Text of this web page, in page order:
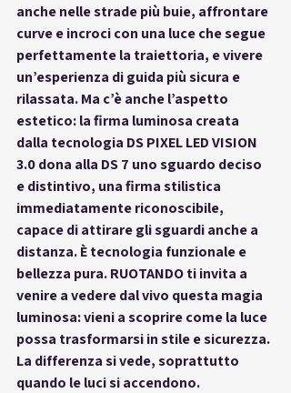
anche nelle strade più buie, affrontare
curve e incroci con una luce che segue
perfettamente la traiettoria, e vivere
un’esperienza di guida più sicura e
rilassata. Ma c’è anche l’aspetto
estetico: la firma luminosa creata
dalla tecnologia DS PIXEL LED VISION
3.0 dona alla DS 7 uno sguardo deciso
e distintivo, una firma stilistica
immediatamente riconoscibile,
capace di attirare gli sguardi anche a
distanza. È tecnologia funzionale e
bellezza pura. RUOTANDO ti invita a
venire a vedere dal vivo questa magia
luminosa: vieni a scoprire come la luce
possa trasformarsi in stile e sicurezza.
La differenza si vede, soprattutto
quando le luci si accendono.